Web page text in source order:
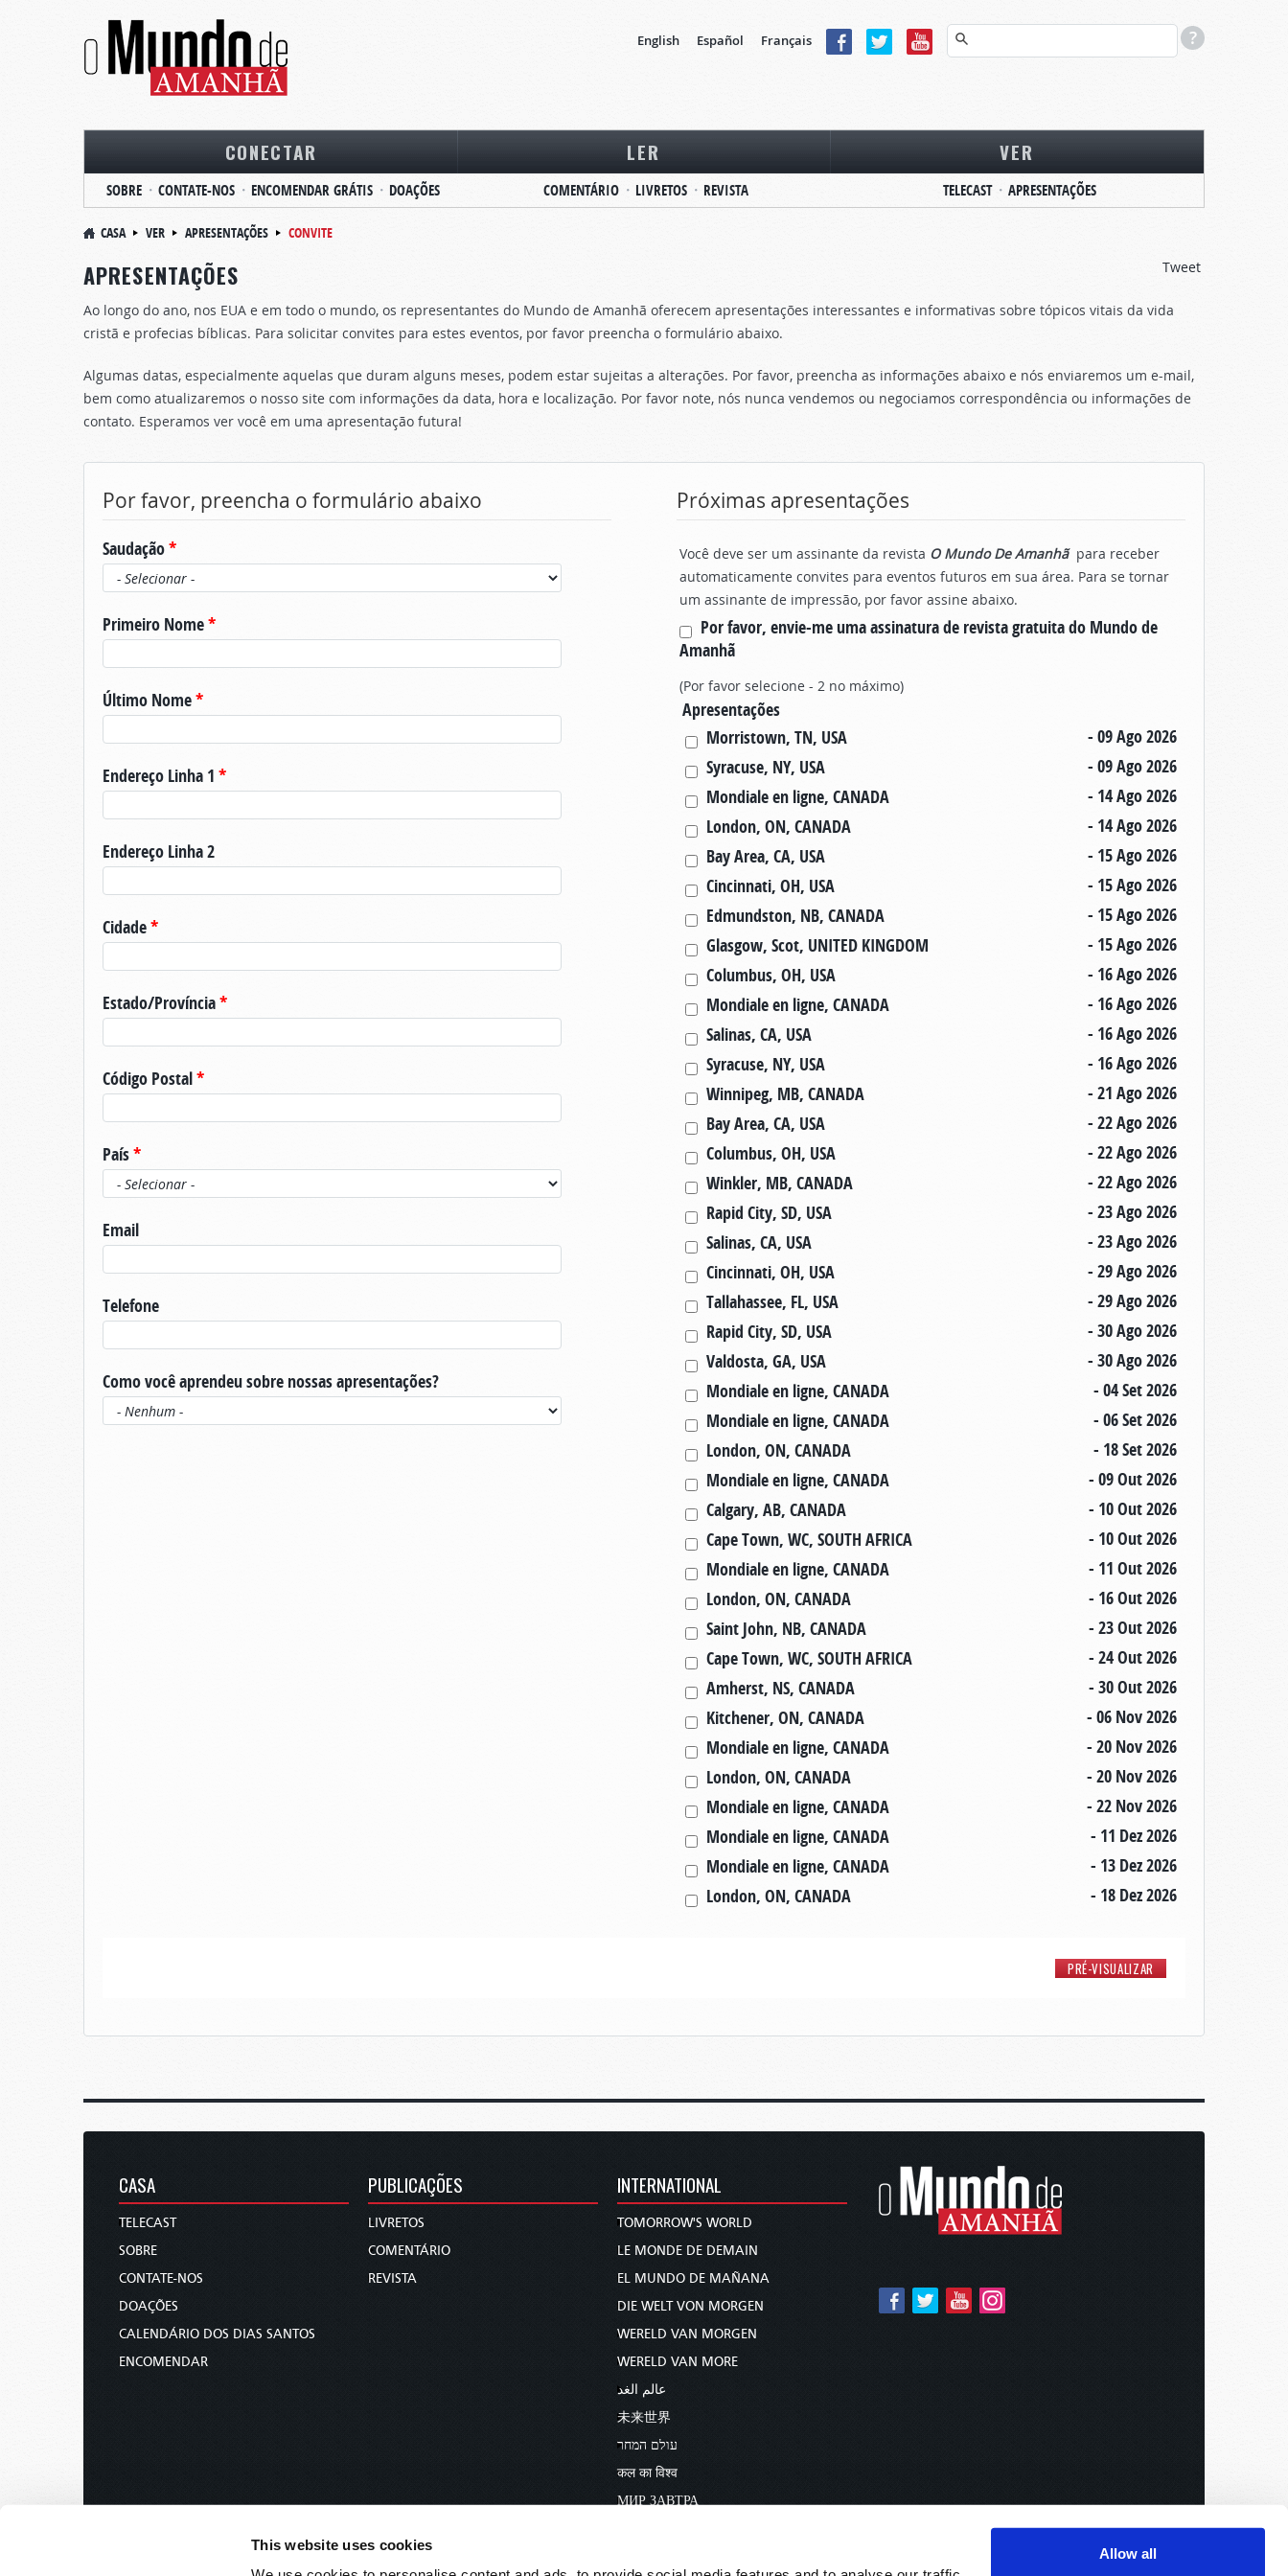
This website uses cookies
Allow all
English Español Français
CONECTAR
SOBRE CONTATE-NOS ENCOMENDAR GRÁTIS DOAÇÕES
LER
COMENTÁRIO LIVRETOS REVISTA
VER
TELECAST APRESENTAÇÕES
CASA VER APRESENTAÇÕES CONVITE
APRESENTAÇÕES Tweet
Ao longo do ano, nos EUA e em todo o mundo, os representantes do Mundo de Amanhã oferecem apresentações interessantes e informativas sobre tópicos vitais da vida
cristã e profecias bíblicas. Para solicitar convites para estes eventos, por favor preencha o formulário abaixo.
Algumas datas, especialmente aquelas que duram alguns meses, podem estar sujeitas a alterações. Por favor, preencha as informações abaixo e nós enviaremos um e-mail,
bem como atualizaremos o nosso site com informações da data, hora e localização. Por favor note, nós nunca vendemos ou negociamos correspondência ou informações de
contato. Esperamos ver você em uma apresentação futura!
Por favor, preencha o formulário abaixo
Saudação*
Primeiro Nome*
Último Nome*
Endereço Linha 1 *
Endereço Linha 2
Cidade*
Estado/Província*
Código Postal*
País*
Email
Telefone
Como você aprendeu sobre nossas apresentações?
Próximas apresentações
Você deve ser um assinante da revista O Mundo De Amanhãpara receber
automaticamente convites para eventos futuros em sua área. Para se tornar
um assinante de impressão, por favor assine abaixo.
Por favor, envie-me uma assinatura de revista gratuita do Mundo de
Amanhã
(Por favor selecione - 2 no máximo)
Apresentações
Morristown, TN, USA
- 09 Ago 2026
Syracuse, NY, USA
- 09 Ago 2026
Mondiale en ligne, CANADA
- 14 Ago 2026
London, ON, CANADA
- 14 Ago 2026
Bay Area, CA, USA
- 15 Ago 2026
Cincinnati, OH, USA
- 15 Ago 2026
Edmundston, NB, CANADA
- 15 Ago 2026
Glasgow, Scot, UNITED KINGDOM
- 15 Ago 2026
Columbus, OH, USA
- 16 Ago 2026
Mondiale en ligne, CANADA
- 16 Ago 2026
Salinas, CA, USA
- 16 Ago 2026
Syracuse, NY, USA
- 16 Ago 2026
Winnipeg, MB, CANADA
- 21 Ago 2026
Bay Area, CA, USA
- 22 Ago 2026
Columbus, OH, USA
- 22 Ago 2026
Winkler, MB, CANADA
- 22 Ago 2026
Rapid City, SD, USA
- 23 Ago 2026
Salinas, CA, USA
- 23 Ago 2026
Cincinnati, OH, USA
- 29 Ago 2026
Tallahassee, FL, USA
- 29 Ago 2026
Rapid City, SD, USA
- 30 Ago 2026
Valdosta, GA, USA
- 30 Ago 2026
Mondiale en ligne, CANADA
- 04 Set 2026
Mondiale en ligne, CANADA
- 06 Set 2026
London, ON, CANADA
- 18 Set 2026
Mondiale en ligne, CANADA
- 09 Out 2026
Calgary, AB, CANADA
- 10 Out 2026
Cape Town, WC, SOUTH AFRICA
- 10 Out 2026
Mondiale en ligne, CANADA
- 11 Out 2026
London, ON, CANADA
- 16 Out 2026
Saint John, NB, CANADA
- 23 Out 2026
Cape Town, WC, SOUTH AFRICA
- 24 Out 2026
Amherst, NS, CANADA
- 30 Out 2026
Kitchener, ON, CANADA
- 06 Nov 2026
Mondiale en ligne, CANADA
- 20 Nov 2026
London, ON, CANADA
- 20 Nov 2026
Mondiale en ligne, CANADA
- 22 Nov 2026
Mondiale en ligne, CANADA
- 11 Dez 2026
Mondiale en ligne, CANADA
- 13 Dez 2026
London, ON, CANADA
- 18 Dez 2026
CASA
TELECAST
SOBRE
CONTATE-NOS
DOAÇÕES
CALENDÁRIO DOS DIAS SANTOS
ENCOMENDAR
PUBLICAÇÕES
LIVRETOS
COMENTÁRIO
REVISTA
INTERNATIONAL
TOMORROW'S WORLD
LE MONDE DE DEMAIN
EL MUNDO DE MAÑANA
DIE WELT VON MORGEN
WERELD VAN MORGEN
WERELD VAN MORE
عالم الغد
未来世界
עולם המחר
कल का विश्व
МИР ЗАВТРА